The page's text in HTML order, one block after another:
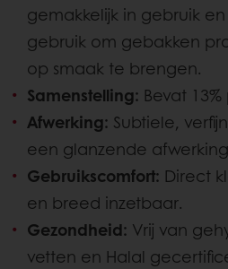
gemakkelijk in gebruik
gebruik om gebakken
op smaak te brengen.
Samenstelling: Bevat
Afwerking: Subtiele,
een glanzende
Gebruikscomfort: Direct
en breed inzetbaar.
Gezondheid: Vrij van
vetten en Halal